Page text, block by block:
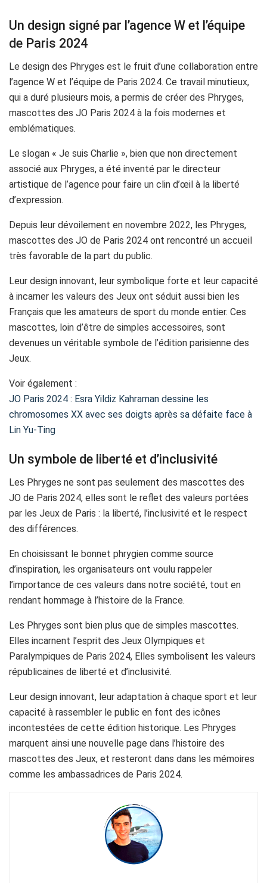
Un design signé par l’agence W et l’équipe
de Paris 2024
Le design des Phryges est le fruit d’une collaboration entre
l’agence W et l’équipe de Paris 2024. Ce travail minutieux,
qui a duré plusieurs mois, a permis de créer des Phryges,
mascottes des JO Paris 2024 à la fois modernes et
emblématiques.
Le slogan « Je suis Charlie », bien que non directement
associé aux Phryges, a été inventé par le directeur
artistique de l’agence pour faire un clin d’œil à la liberté
d’expression.
Depuis leur dévoilement en novembre 2022, les Phryges,
mascottes des JO de Paris 2024 ont rencontré un accueil
très favorable de la part du public.
Leur design innovant, leur symbolique forte et leur capacité
à incarner les valeurs des Jeux ont séduit aussi bien les
Français que les amateurs de sport du monde entier. Ces
mascottes, loin d’être de simples accessoires, sont
devenues un véritable symbole de l’édition parisienne des
Jeux.
Voir également :
JO Paris 2024 : Esra Yildiz Kahraman dessine les
chromosomes XX avec ses doigts après sa défaite face à
Lin Yu-Ting
Un symbole de liberté et d’inclusivité
Les Phryges ne sont pas seulement des mascottes des
JO de Paris 2024, elles sont le reflet des valeurs portées
par les Jeux de Paris : la liberté, l’inclusivité et le respect
des différences.
En choisissant le bonnet phrygien comme source
d’inspiration, les organisateurs ont voulu rappeler
l’importance de ces valeurs dans notre société, tout en
rendant hommage à l’histoire de la France.
Les Phryges sont bien plus que de simples mascottes.
Elles incarnent l’esprit des Jeux Olympiques et
Paralympiques de Paris 2024, Elles symbolisent les valeurs
républicaines de liberté et d’inclusivité.
Leur design innovant, leur adaptation à chaque sport et leur
capacité à rassembler le public en font des icônes
incontestées de cette édition historique. Les Phryges
marquent ainsi une nouvelle page dans l’histoire des
mascottes des Jeux, et resteront dans dans les mémoires
comme les ambassadrices de Paris 2024.